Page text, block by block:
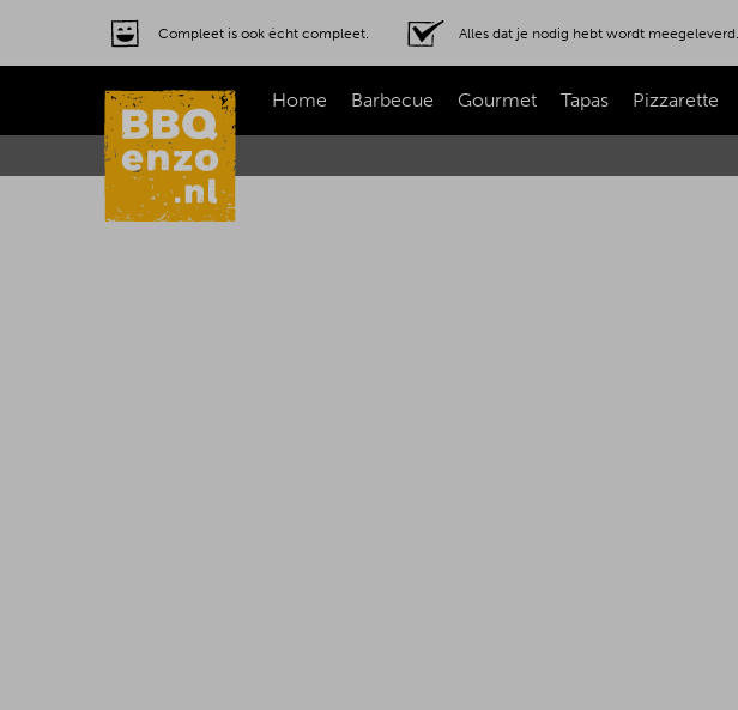
Compleet is ook écht compleet. Alles dat je nodig hebt wordt meegeleverd.
Home Barbecue Gourmet Tapas Pizzarette